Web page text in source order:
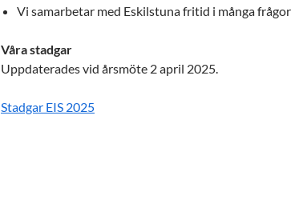
Vi samarbetar med Eskilstuna fritid i många frågor
Våra stadgar
Uppdaterades vid årsmöte 2 april 2025.
Stadgar EIS 2025